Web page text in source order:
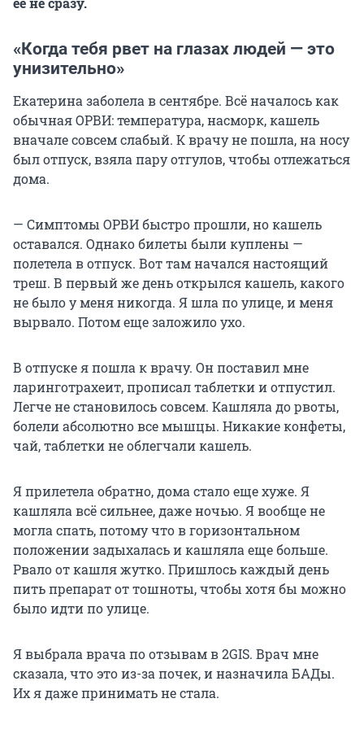
«Когда тебя рвет на глазах людей — это
унизительно»
Екатерина заболела в сентябре. Всё началось как
обычная ОРВИ: температура, насморк, кашель
вначале совсем слабый. К врачу не пошла, на носу
был отпуск, взяла пару отгулов, чтобы отлежаться
дома.
— Симптомы ОРВИ быстро прошли, но кашель
оставался. Однако билеты были куплены —
полетела в отпуск. Вот там начался настоящий
треш. В первый же день открылся кашель, какого
не было у меня никогда. Я шла по улице, и меня
вырвало. Потом еще заложило ухо.
В отпуске я пошла к врачу. Он поставил мне
ларинготрахеит, прописал таблетки и отпустил.
Легче не становилось совсем. Кашляла до рвоты,
болели абсолютно все мышцы. Никакие конфеты,
чай, таблетки не облегчали кашель.
Я прилетела обратно, дома стало еще хуже. Я
кашляла всё сильнее, даже ночью. Я вообще не
могла спать, потому что в горизонтальном
положении задыхалась и кашляла еще больше.
Рвало от кашля жутко. Пришлось каждый день
пить препарат от тошноты, чтобы хотя бы можно
было идти по улице.
Я выбрала врача по отзывам в 2GIS. Врач мне
сказала, что это из-за почек, и назначила БАДы.
Их я даже принимать не стала.